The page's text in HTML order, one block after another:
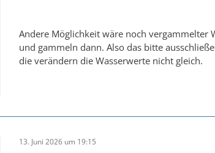
Andere Möglichkeit wäre noch vergammelter
und gammeln dann. Also das bitte
die verändern die Wasserwerte nicht gleich.
13. Juni 2026 um 19:15